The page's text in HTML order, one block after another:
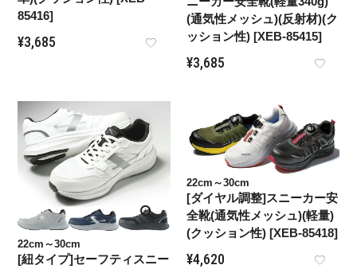
85416]
¥3,685
(通気性メッシュ)(反射材)(ク
ッション性) [XEB-85415]
¥3,685
22cm～30cm
[紐タイプ]セーフティスニー
22cm～30cm
[ダイヤル調整]スニーカー安
全靴(通気性メッシュ)(軽量)
(クッション性) [XEB-85418]
¥4,620